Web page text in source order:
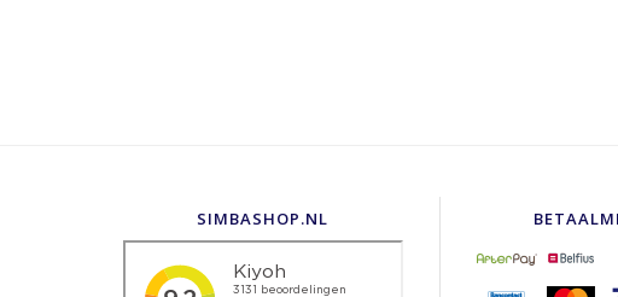
SIMBASHOP.NL